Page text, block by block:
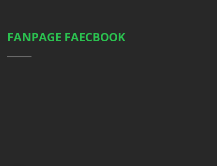
FANPAGE FAECBOOK